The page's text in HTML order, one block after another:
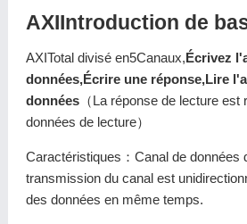
AXIIntroduction de
AXITotal divisé en5Canaux,Écrivez
données,Écrire une réponse,Lire
données（La réponse de lecture est
données de lecture）
Caractéristiques：Canal de données
transmission du canal est
des données en même temps.